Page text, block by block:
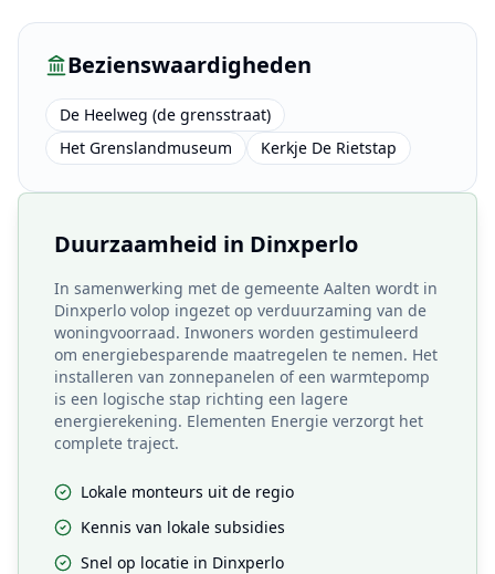
Bezienswaardigheden
De Heelweg (de grensstraat)
Het Grenslandmuseum
Kerkje De Rietstap
Duurzaamheid in Dinxperlo
In samenwerking met de gemeente Aalten wordt in
Dinxperlo volop ingezet op verduurzaming van de
woningvoorraad. Inwoners worden gestimuleerd
om energiebesparende maatregelen te nemen. Het
installeren van zonnepanelen of een warmtepomp
is een logische stap richting een lagere
energierekening. Elementen Energie verzorgt het
complete traject.
Lokale monteurs uit de regio
Kennis van lokale subsidies
Snel op locatie in Dinxperlo